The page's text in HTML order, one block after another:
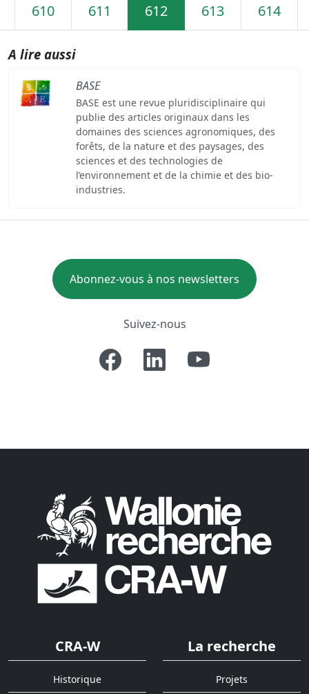
610 611 612 613 614
A lire aussi
BASE
BASE est une revue pluridisciplinaire qui
publie des articles originaux dans les
domaines des sciences agronomiques, des
forêts, de la nature et des paysages, des
sciences et des technologies de
l’environnement et de la chimie et des bio-
industries.
Abonnez-vous à nos newsletters
Suivez-nous
CRA-W
Historique
La recherche
Projets